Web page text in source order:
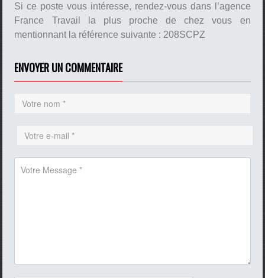
Si ce poste vous intéresse, rendez-vous dans l’agence
France Travail la plus proche de chez vous en
mentionnant la référence suivante : 208SCPZ
ENVOYER UN COMMENTAIRE